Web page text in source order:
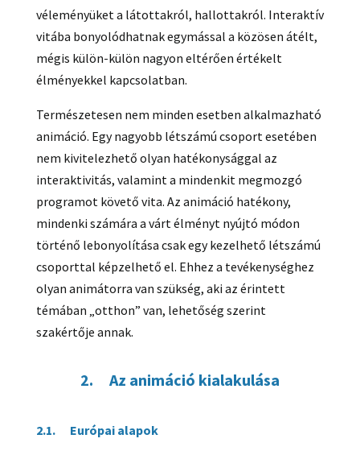
véleményüket a látottakról, hallottakról. Interaktív
vitába bonyolódhatnak egymással a közösen átélt,
mégis külön-külön nagyon eltérően értékelt
élményekkel kapcsolatban.
Természetesen nem minden esetben alkalmazható
animáció. Egy nagyobb létszámú csoport esetében
nem kivitelezhető olyan hatékonysággal az
interaktivitás, valamint a mindenkit megmozgó
programot követő vita. Az animáció hatékony,
mindenki számára a várt élményt nyújtó módon
történő lebonyolítása csak egy kezelhető létszámú
csoporttal képzelhető el. Ehhez a tevékenységhez
olyan animátorra van szükség, aki az érintett
témában „otthon” van, lehetőség szerint
szakértője annak.
2. Az animáció kialakulása
2.1. Európai alapok